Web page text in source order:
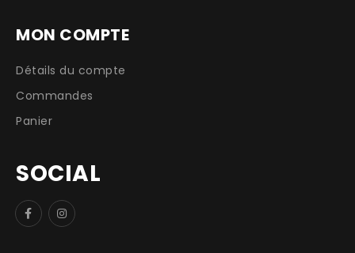
MON COMPTE
Détails du compte
Commandes
Panier
SOCIAL